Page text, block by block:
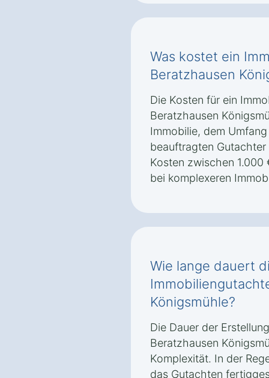
Was kostet ein
Beratzhausen
Die Kosten für ein
Beratzhausen
Immobilie, dem
beauftragten
Kosten zwischen
bei komplexeren
Wie lange dauert
Königsmühle?
Die Dauer der
Beratzhausen
Komplexität. In der
das Gutachten